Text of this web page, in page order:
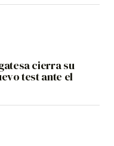
cierra su
test ante el